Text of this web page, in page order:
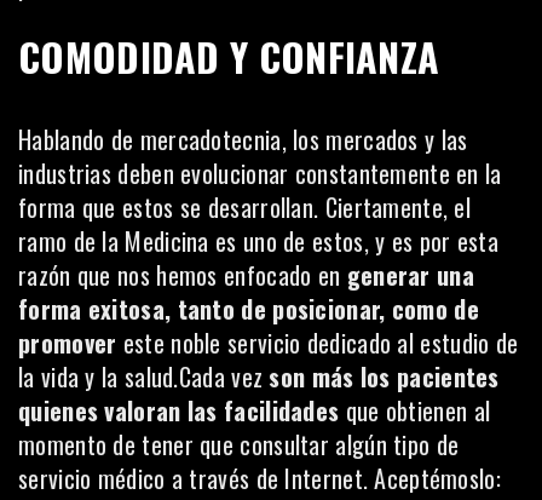
COMODIDAD Y CONFIANZA
Hablando de mercadotecnia, los mercados y las
industrias deben evolucionar constantemente en la
forma que estos se desarrollan. Ciertamente, el
ramo de la Medicina es uno de estos, y es por esta
razón que nos hemos enfocado en generar una
forma exitosa, tanto de posicionar, como de
promover este noble servicio dedicado al estudio de
la vida y la salud.Cada vez son más los pacientes
quienes valoran las facilidades que obtienen al
momento de tener que consultar algún tipo de
servicio médico a través de Internet. Aceptémoslo: